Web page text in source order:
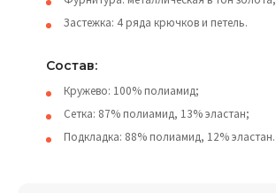
Застежка: 4 ряда крючков и петель.
Состав:
Кружево: 100% полиамид;
Сетка: 87% полиамид, 13% эластан;
Подкладка: 88% полиамид, 12% эластан.